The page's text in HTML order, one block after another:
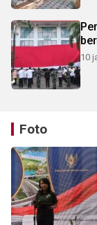
10
Foto